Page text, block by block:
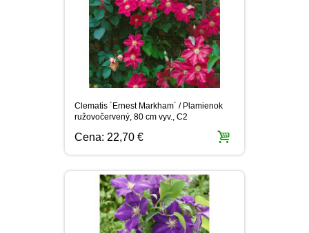
Clematis ´Ernest Markham´ / Plamienok
ružovočervený, 80 cm vyv., C2
Cena: 22,70 €